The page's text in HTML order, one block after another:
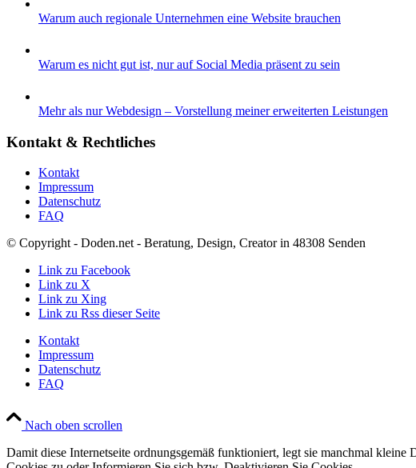
Warum auch regionale Unternehmen eine Website brauchen
Warum es nicht gut ist, nur auf Social Media präsent zu sein
Mehr als nur Webdesign – Vorstellung meiner erweiterten Leistungen
Kontakt & Rechtliches
Kontakt
Impressum
Datenschutz
FAQ
© Copyright - Doden.net - Beratung, Design, Creator in 48308 Senden
Link zu Facebook
Link zu X
Link zu Xing
Link zu Rss dieser Seite
Kontakt
Impressum
Datenschutz
FAQ
Nach oben scrollen
Damit diese Internetseite ordnungsgemäß funktioniert, legt sie manchmal